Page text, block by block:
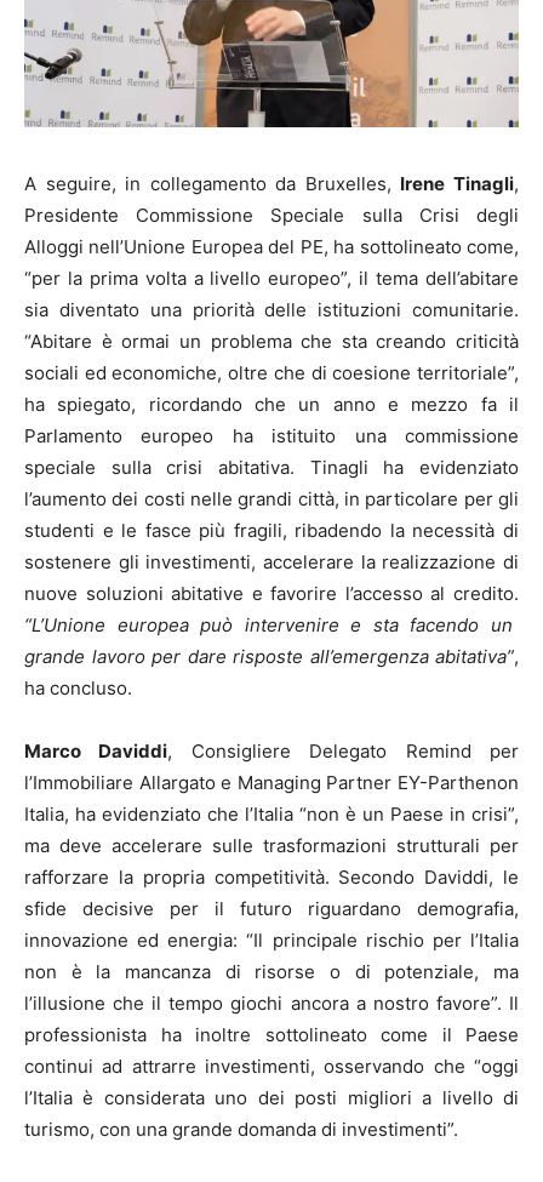
A seguire, in collegamento da Bruxelles, Irene Tinagli,
Presidente Commissione Speciale sulla Crisi degli
Alloggi nell’Unione Europea del PE, ha sottolineato come,
“per la prima volta a livello europeo”, il tema dell’abitare
sia diventato una priorità delle istituzioni comunitarie.
“Abitare è ormai un problema che sta creando criticità
sociali ed economiche, oltre che di coesione territoriale”,
ha spiegato, ricordando che un anno e mezzo fa il
Parlamento europeo ha istituito una commissione
speciale sulla crisi abitativa. Tinagli ha evidenziato
l’aumento dei costi nelle grandi città, in particolare per gli
studenti e le fasce più fragili, ribadendo la necessità di
sostenere gli investimenti, accelerare la realizzazione di
nuove soluzioni abitative e favorire l’accesso al credito.
“L’Unione europea può intervenire e sta facendo un
grande lavoro per dare risposte all’emergenza abitativa”,
ha concluso.
Marco Daviddi, Consigliere Delegato Remind per
l’Immobiliare Allargato e Managing Partner EY-Parthenon
Italia, ha evidenziato che l’Italia “non è un Paese in crisi”,
ma deve accelerare sulle trasformazioni strutturali per
rafforzare la propria competitività. Secondo Daviddi, le
sfide decisive per il futuro riguardano demografia,
innovazione ed energia: “Il principale rischio per l’Italia
non è la mancanza di risorse o di potenziale, ma
l’illusione che il tempo giochi ancora a nostro favore”. Il
professionista ha inoltre sottolineato come il Paese
continui ad attrarre investimenti, osservando che “oggi
l’Italia è considerata uno dei posti migliori a livello di
turismo, con una grande domanda di investimenti”.